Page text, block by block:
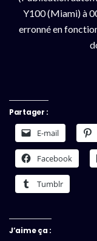
Y100 (Miami) à
erronné en
Partager :
E-mail
Facebook
Tumblr
J’aime ça :